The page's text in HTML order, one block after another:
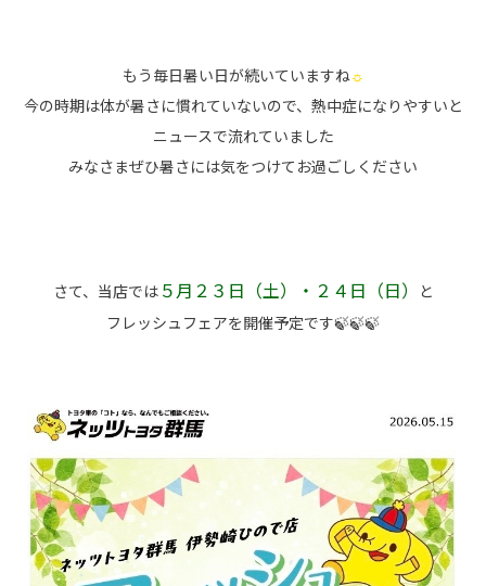
もう毎日暑い日が続いていますね☼
今の時期は体が暑さに慣れていないので、熱中症になりやすいと
ニュースで流れていました
みなさまぜひ暑さには気をつけてお過ごしください
さて、当店では５月２３日（土）・２４日（日）
と
フレッシュフェアを開催予定です🍃🍃🍃